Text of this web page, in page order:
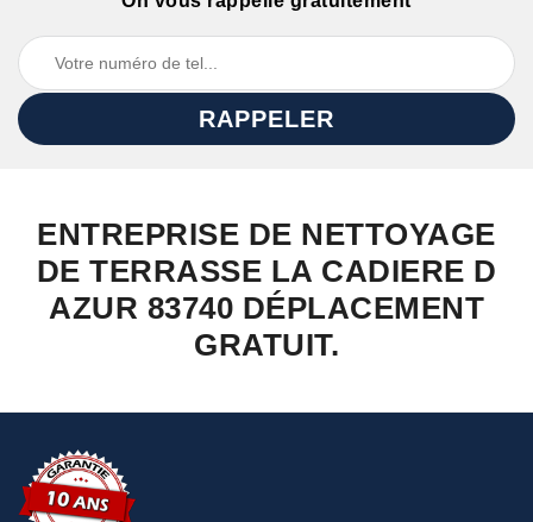
ENTREPRISE DE NETTOYAGE
DE TERRASSE LA CADIERE D
AZUR 83740 DÉPLACEMENT
GRATUIT.